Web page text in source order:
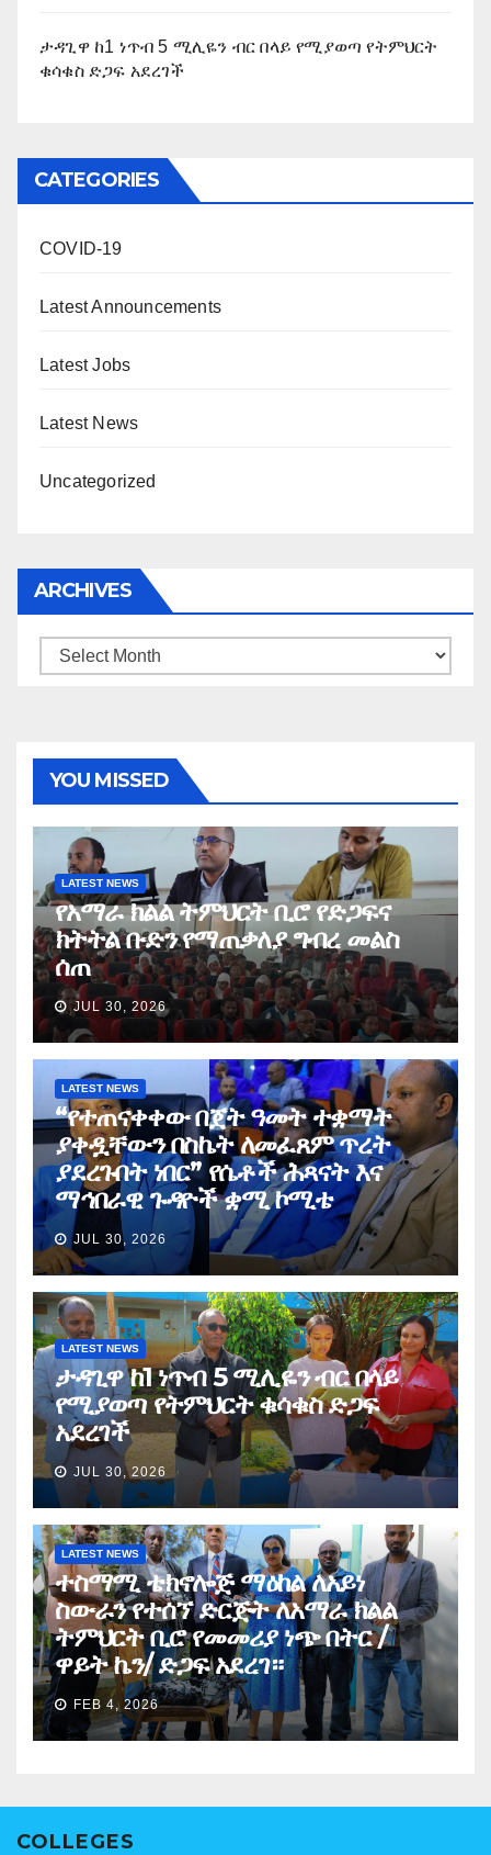
ታዳጊዋ ከ1 ነጥብ 5 ሚሊዬን ብር በላይ የሚያወጣ የትምህርት
ቁሳቁስ ድጋፍ አደረገች
CATEGORIES
COVID-19
Latest Announcements
Latest Jobs
Latest News
Uncategorized
ARCHIVES
Archives
YOU MISSED
LATEST NEWS
የአማራ ክልል ትምህርት ቢሮ የድጋፍና
ክትትል ቡድን የማጠቃለያ ግብረ መልስ
ሰጠ
JUL 30, 2026
LATEST NEWS
“የተጠናቀቀው በጀት ዓመት ተቋማት
ያቀዷቸውን በስኬት ለመፈጸም ጥረት
ያደረጉበት ነበር” የሴቶች ሕጻናት እና
ማኅበራዊ ጉዳዮች ቋሚ ኮሚቴ
JUL 30, 2026
LATEST NEWS
ታዳጊዋ ከ1 ነጥብ 5 ሚሊዬን ብር በላይ
የሚያወጣ የትምህርት ቁሳቁስ ድጋፍ
አደረገች
JUL 30, 2026
LATEST NEWS
ተስማሚ ቴክኖሎጅ ማዕከል ለአይነ
ስውራን የተሰኘ ድርጅት ለአማራ ክልል
ትምህርት ቢሮ የመመሪያ ነጭ በትር /
ዋይት ኬን/ ድጋፍ አደረገ።
FEB 4, 2026
COLLEGES